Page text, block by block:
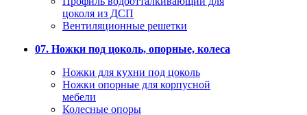
цоколя из ДСП
Вентиляционные решетки
07. Ножки под цоколь, опорные, колеса
Ножки для кухни под цоколь
Ножки опорные для корпусной
мебели
Колесные опоры